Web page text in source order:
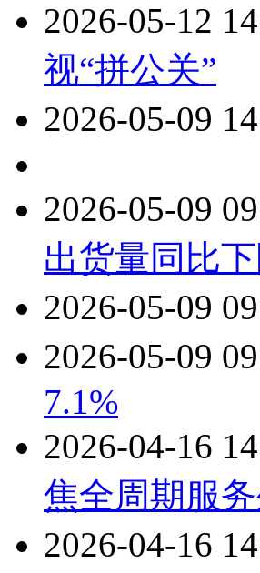
2026-05-12
视“拼公关”
2026-05-09
2026-05-09
出货量同比
2026-05-09
2026-05-09
7.1%
2026-04-16
焦全周期服
2026-04-16